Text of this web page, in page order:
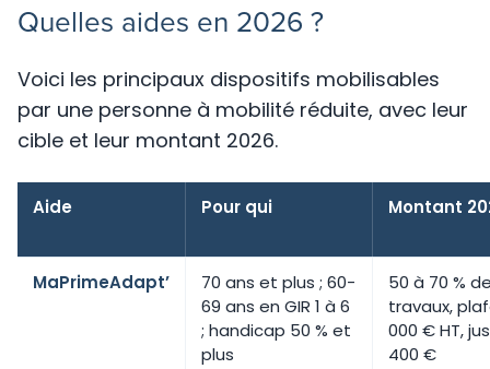
Quelles aides en 2026 ?
Voici les principaux dispositifs mobilisables
par une personne à mobilité réduite, avec leur
cible et leur montant 2026.
Aide Pour qui Montant
MaPrimeAdapt’
70 ans et plus ; 60-
69 ans en GIR 1 à 6
; handicap 50 % et
plus
50 à 70 %
travaux,
000 € HT,
400 €